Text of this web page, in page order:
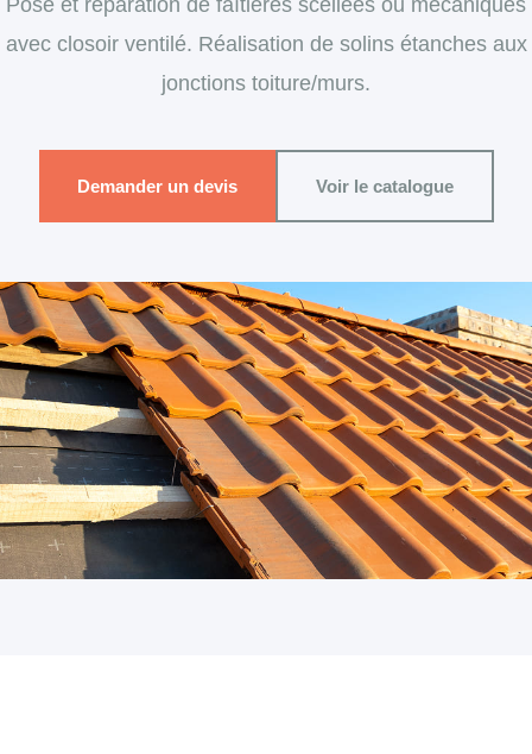
avec closoir ventilé. Réalisation de solins étanches aux
jonctions toiture/murs.
Demander un devis Voir le catalogue